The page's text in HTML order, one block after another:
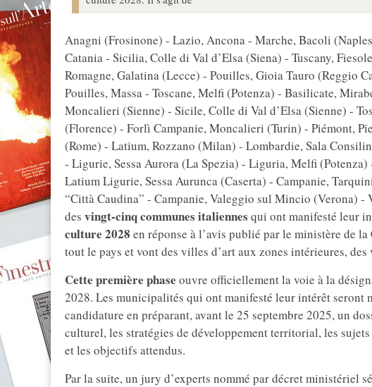
Anagni (Frosinone) - Lazio, Ancona - Marche, Bacoli
Catania - Sicilia, Colle di Val d’Elsa (Siena) - Tuscany,
Romagne, Galatina (Lecce) - Pouilles, Gioia Tauro (Reggio
Pouilles, Massa - Toscane, Melfi (Potenza) - Basilicate,
Moncalieri (Sienne) - Sicile, Colle di Val d’Elsa (Sienne) -
(Florence) - Forlì Campanie, Moncalieri (Turin) - Piémont,
(Rome) - Latium, Rozzano (Milan) - Lombardie, Sala
- Ligurie, Sessa Aurora (La Spezia) - Liguria, Melfi
Latium Ligurie, Sessa Aurunca (Caserta) - Campanie,
“Città Caudina” - Campanie, Valeggio sul Mincio (Verona)
des vingt-cinq communes italiennes qui ont manifesté leur
culture 2028 en réponse à l’avis publié par le ministère de
tout le pays et vont des villes d’art aux zones intérieures,
Cette première phase ouvre officiellement la voie à la
2028. Les municipalités qui ont manifesté leur intérêt seront
candidature en préparant, avant le 25 septembre 2025, un
culturel, les stratégies de développement territorial, les
et les objectifs attendus.
Par la suite, un jury d’experts nommé par décret ministériel